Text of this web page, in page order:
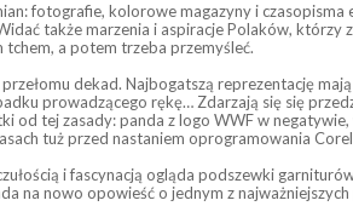
fotografie, kolorowe magazyny i czasopisma
także marzenia i aspiracje Polaków, którzy
tchem, a potem trzeba przemyśleć.
dekad. Najbogatszą reprezentację
prowadzącego rękę… Zdarzają się się
od tej zasady: panda z logo WWF w
tuż przed nastaniem oprogramowania
i fascynacją ogląda podszewki
na nowo opowieść o jednym z